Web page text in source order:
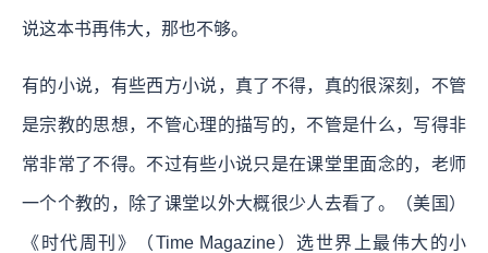
说这本书再伟大，那也不够。
有的小说，有些西方小说，真了不得，真的很深刻，不管
是宗教的思想，不管心理的描写的，不管是什么，写得非
常非常了不得。不过有些小说只是在课堂里面念的，老师
一个个教的，除了课堂以外大概很少人去看了。（美国）
《时代周刊》（Time Magazine）选世界上最伟大的小